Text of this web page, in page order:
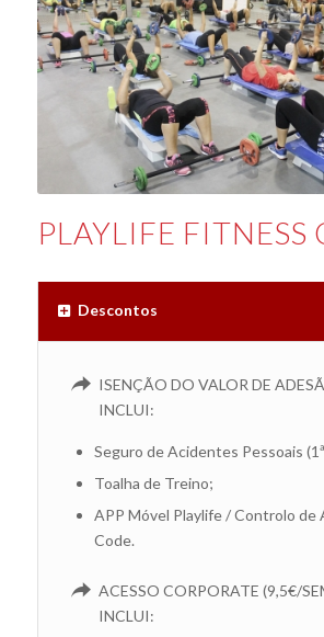
PLAYLIFE FITNESS
Descontos
ISENÇÃO DO VALOR DE
INCLUI:
Seguro de Acidentes Pessoais
Toalha de Treino;
APP Móvel Playlife / Controlo de
Code.
ACESSO CORPORATE (9,5€/
INCLUI: